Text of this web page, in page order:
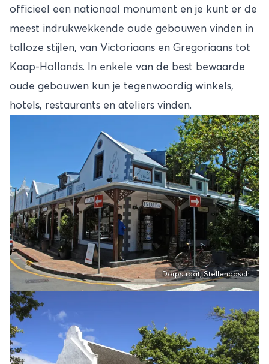
officieel een nationaal monument en je kunt er de
meest indrukwekkende oude gebouwen vinden in
talloze stijlen, van Victoriaans en Gregoriaans tot
Kaap-Hollands. In enkele van de best bewaarde
oude gebouwen kun je tegenwoordig winkels,
hotels, restaurants en ateliers vinden.
Dorpstraat, Stellenbosch